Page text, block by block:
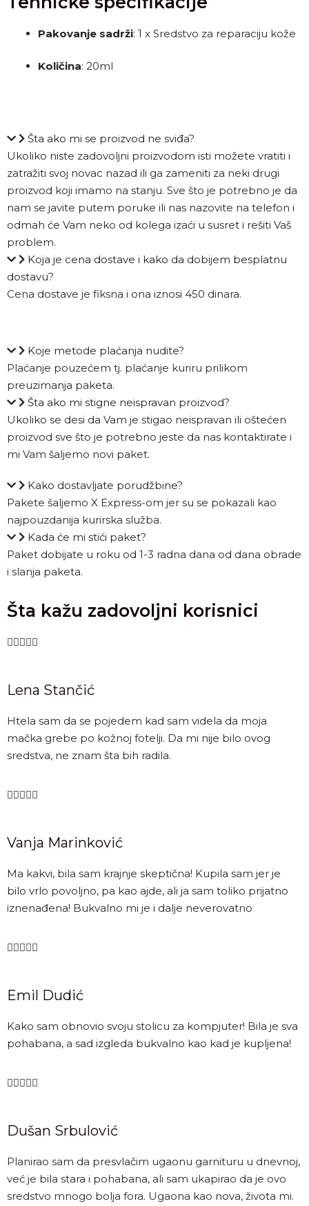
Pakovanje sadrži: 1 x Sredstvo za reparaciju kože
Količina: 20ml
Šta ako mi se proizvod ne sviđa?
Ukoliko niste zadovoljni proizvodom isti možete vratiti i
zatražiti svoj novac nazad ili ga zameniti za neki drugi
proizvod koji imamo na stanju. Sve što je potrebno je da
nam se javite putem poruke ili nas nazovite na telefon i
odmah će Vam neko od kolega izaći u susret i rešiti Vaš
problem.
Koja je cena dostave i kako da dobijem besplatnu
dostavu?
Cena dostave je fiksna i ona iznosi 450 dinara.
Koje metode plaćanja nudite?
Plaćanje pouzećem tj. plaćanje kuriru prilikom
preuzimanja paketa.
Šta ako mi stigne neispravan proizvod?
Ukoliko se desi da Vam je stigao neispravan ili oštećen
proizvod sve što je potrebno jeste da nas kontaktirate i
mi Vam šaljemo novi paket.
Kako dostavljate porudžbine?
Pakete šaljemo X Express-om jer su se pokazali kao
najpouzdanija kurirska služba.
Kada će mi stići paket?
Paket dobijate u roku od 1-3 radna dana od dana obrade
i slanja paketa.
Šta kažu zadovoljni korisnici

Lena Stančić
Htela sam da se pojedem kad sam videla da moja
mačka grebe po kožnoj fotelji. Da mi nije bilo ovog
sredstva, ne znam šta bih radila.

Vanja Marinković
Ma kakvi, bila sam krajnje skeptična! Kupila sam jer je
bilo vrlo povoljno, pa kao ajde, ali ja sam toliko prijatno
iznenađena! Bukvalno mi je i dalje neverovatno

Emil Dudić
Kako sam obnovio svoju stolicu za kompjuter! Bila je sva
pohabana, a sad izgleda bukvalno kao kad je kupljena!

Dušan Srbulović
Planirao sam da presvlačim ugaonu garnituru u dnevnoj,
već je bila stara i pohabana, ali sam ukapirao da je ovo
sredstvo mnogo bolja fora. Ugaona kao nova, života mi.